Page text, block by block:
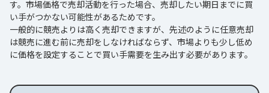
す。市場価格で売却活動を行った場合、売却したい期日までに買
い手がつかない可能性があるためです。
一般的に競売よりは高く売却できますが、先述のように任意売却
は競売に進む前に売却をしなければならず、市場よりも少し低め
に価格を設定することで買い手需要を生み出す必要があります。